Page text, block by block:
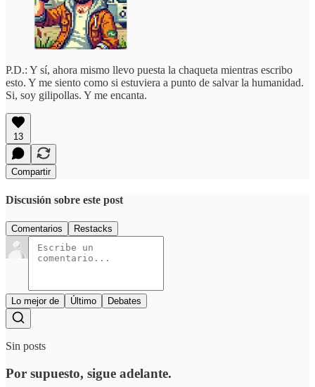
P.D.: Y sí, ahora mismo llevo puesta la chaqueta mientras escribo
esto. Y me siento como si estuviera a punto de salvar la humanidad.
Si, soy gilipollas. Y me encanta.
13
Compartir
Discusión sobre este post
Comentarios Restacks
Lo mejor de Último Debates
Sin posts
Por supuesto, sigue adelante.